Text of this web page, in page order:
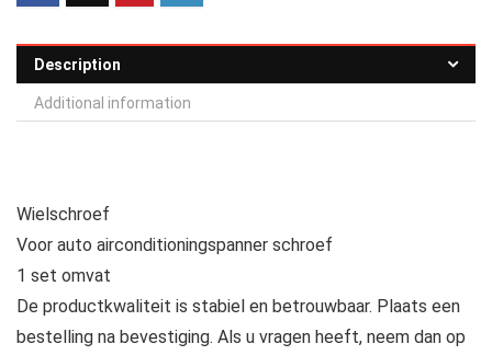
Description
Additional information
Wielschroef
Voor auto airconditioningspanner schroef
1 set omvat
De productkwaliteit is stabiel en betrouwbaar. Plaats een
bestelling na bevestiging. Als u vragen heeft, neem dan op